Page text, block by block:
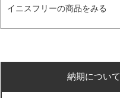
イニスフリーの商品をみる
納期について